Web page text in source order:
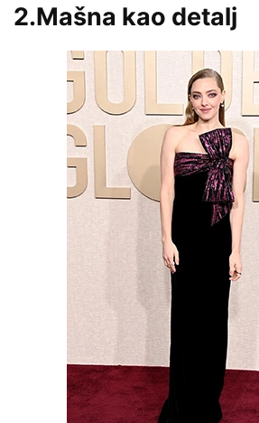
2.Mašna kao detalj